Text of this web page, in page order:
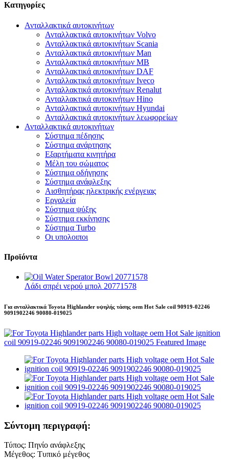
Κατηγορίες
Ανταλλακτικά αυτοκινήτων
Ανταλλακτικά αυτοκινήτων Volvo
Ανταλλακτικά αυτοκινήτων Scania
Ανταλλακτικά αυτοκινήτων Man
Ανταλλακτικά αυτοκινήτων MB
Ανταλλακτικά αυτοκινήτων DAF
Ανταλλακτικά αυτοκινήτων Iveco
Ανταλλακτικά αυτοκινήτων Renalut
Ανταλλακτικά αυτοκινήτων Hino
Ανταλλακτικά αυτοκινήτων Hyundai
Ανταλλακτικά αυτοκινήτων λεωφορείων
Ανταλλακτικά αυτοκινήτων
Σύστημα πέδησης
Σύστημα ανάρτησης
Εξαρτήματα κινητήρα
Μέλη του σώματος
Σύστημα οδήγησης
Σύστημα ανάφλεξης
Αισθητήρας ηλεκτρικής ενέργειας
Εργαλεία
Σύστημα ψύξης
Σύστημα εκκίνησης
Σύστημα Turbo
Οι υπολοιποι
Προϊόντα
Λάδι σπρέι νερού μπολ 20771578
Για ανταλλακτικά Toyota Highlander υψηλής τάσης oem Hot Sale coil 90919-02246
9091902246 90080-019025
Σύντομη περιγραφή:
Τύπος: Πηνίο ανάφλεξης
Μέγεθος: Τυπικό μέγεθος